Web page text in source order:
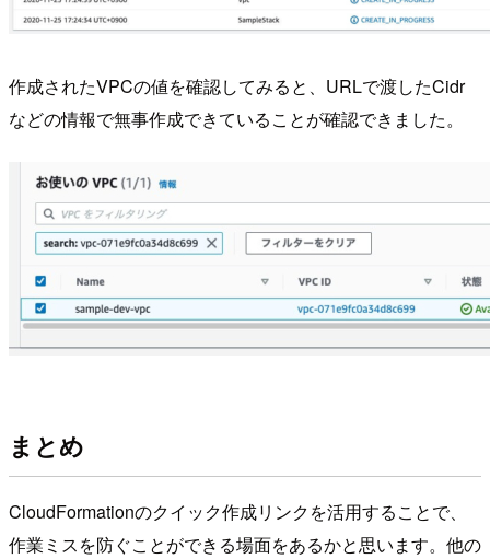
作成されたVPCの値を確認してみると、URLで渡したCidr
などの情報で無事作成できていることが確認できました。
まとめ
CloudFormationのクイック作成リンクを活用することで、
作業ミスを防ぐことができる場面をあるかと思います。他の